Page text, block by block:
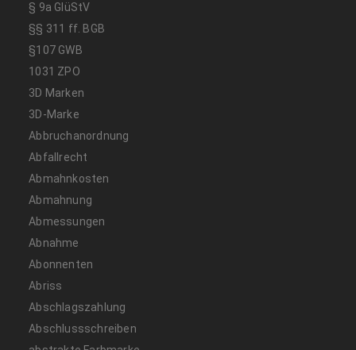
§ 9a GlüStV
§§ 311 ff. BGB
§107 GWB
1031 ZPO
3D Marken
3D-Marke
Abbruchanordnung
Abfallrecht
Abmahnkosten
Abmahnung
Abmessungen
Abnahme
Abonnenten
Abriss
Abschlagszahlung
Abschlussschreiben